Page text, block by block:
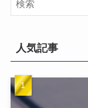
人気記事